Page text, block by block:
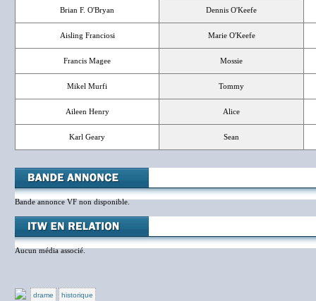
Brian F. O'Bryan Dennis O'Keefe
Aisling Franciosi Marie O'Keefe
Francis Magee Mossie
Mikel Murfi Tommy
Aileen Henry Alice
Karl Geary Sean
Bande annonce VF non disponible.
Aucun média associé.
drame historique